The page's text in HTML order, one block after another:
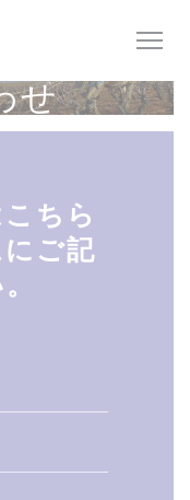
せ
ちら
ご記